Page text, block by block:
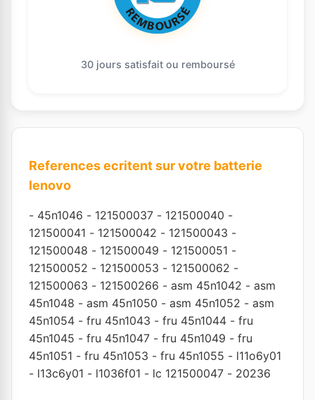
30 jours satisfait ou remboursé
References ecritent sur votre batterie
lenovo
- 45n1046 - 121500037 - 121500040 -
121500041 - 121500042 - 121500043 -
121500048 - 121500049 - 121500051 -
121500052 - 121500053 - 121500062 -
121500063 - 121500266 - asm 45n1042 - asm
45n1048 - asm 45n1050 - asm 45n1052 - asm
45n1054 - fru 45n1043 - fru 45n1044 - fru
45n1045 - fru 45n1047 - fru 45n1049 - fru
45n1051 - fru 45n1053 - fru 45n1055 - l11o6y01
- l13c6y01 - l1036f01 - lc 121500047 - 20236